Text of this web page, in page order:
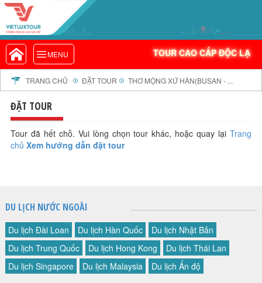
MENU TOUR CAO CẤP ĐỘC LẠ
VIETLUXTOUR.COM
TOUR CAO CẤP ĐỘC LẠ
TOUR TRONG NƯỚC
TOUR NƯỚC NGOÀI
TOUR KHỞI HÀNH TỪ HÀ NỘI
TOUR KHỞI HÀNH TỪ ĐÀ NẴNG
TOUR KHỞI HÀNH TỪ CẦN THƠ
TOUR ĐOÀN - M.I.C.E
GIỚI THIỆU
PROFILE EN
THƯ KHEN VIETLUXTOUR
HỘP THƯ GÓP Ý
TRANG CHỦ ĐẶT TOUR THƠ MỘNG XỨ HÀN(BUSAN - ...
ĐẶT TOUR
Tour đã hết chỗ. Vui lòng chọn tour khác, hoặc quay lạiTrang
chủ Xem hướng dẫn đặt tour
DU LỊCH NƯỚC NGOÀI
Du lịch Đài Loan Du lịch Hàn Quốc
Du lịch Nhật Bản
Du lịch Trung Quốc
Du lịch Hong Kong
Du lịch Thái Lan
Du lịch Singapore
Du lịch Malaysia Du lịch Ấn độ